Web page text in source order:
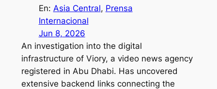
En: Asia Central, Prensa
Internacional
Jun 8, 2026
An investigation into the digital
infrastructure of Viory, a video news agency
registered in Abu Dhabi. Has uncovered
extensive backend links connecting the